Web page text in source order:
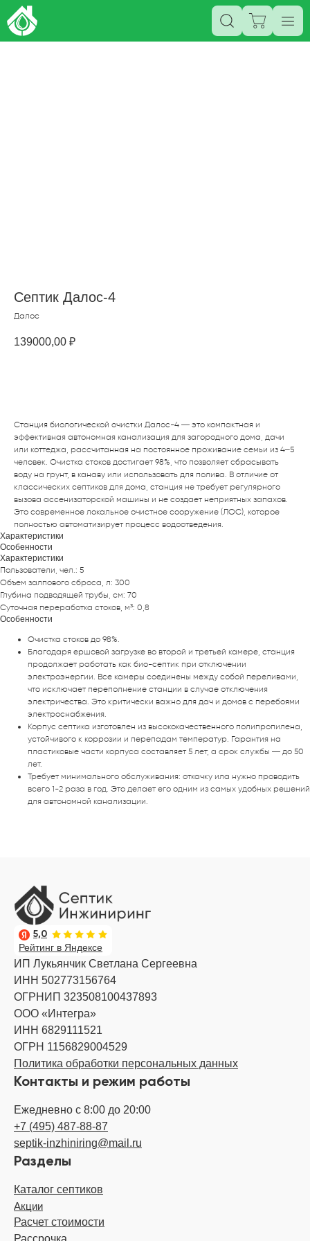
Септик Далос-4
Далос
139000,00 ₽
Станция биологической очистки Далос-4 — это компактная и
эффективная автономная канализация для загородного дома, дачи
или коттеджа, рассчитанная на постоянное проживание семьи из 4–5
человек. Очистка стоков достигает 98%, что позволяет сбрасывать
воду на грунт, в канаву или использовать для полива. В отличие от
классических септиков для дома, станция не требует регулярного
вызова ассенизаторской машины и не создает неприятных запахов.
Это современное локальное очистное сооружение (ЛОС), которое
полностью автоматизирует процесс водоотведения.
Характеристики
Особенности
Характеристики
Пользователи, чел.: 5
Объем залпового сброса, л: 300
Глубина подводящей трубы, см: 70
Суточная переработка стоков, м³: 0,8
Особенности
Очистка стоков до 98%.
Благодаря ершовой загрузке во второй и третьей камере, станция
продолжает работать как био-септик при отключении
электроэнергии. Все камеры соединены между собой переливами,
что исключает переполнение станции в случае отключения
электричества. Это критически важно для дач и домов с перебоями
электроснабжения.
Корпус септика изготовлен из высококачественного полипропилена,
устойчивого к коррозии и перепадам температур. Гарантия на
пластиковые части корпуса составляет 5 лет, а срок службы — до 50
лет.
Требует минимального обслуживания: откачку ила нужно проводить
всего 1-2 раза в год. Это делает его одним из самых удобных решений
для автономной канализации.
Рейтинг в Яндексе
5,0
ИП Лукьянчик Светлана Сергеевна
ИНН 502773156764
ОГРНИП 323508100437893
ООО «Интегра»
ИНН 6829111521
ОГРН 1156829004529
Политика обработки персональных данных
Контакты и режим работы
Ежедневно с 8:00 до 20:00
+7 (495) 487-88-87
septik-inzhiniring@mail.ru
Разделы
Каталог септиков
Акции
Расчет стоимости
Рассрочка